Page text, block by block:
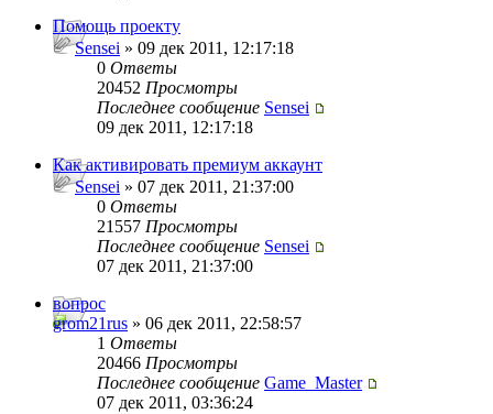
Помощь проекту
Sensei » 09 дек 2011, 12:17:18
0 Ответы
20452 Просмотры
Последнее сообщение Sensei
09 дек 2011, 12:17:18
Как активировать премиум аккаунт
Sensei » 07 дек 2011, 21:37:00
0 Ответы
21557 Просмотры
Последнее сообщение Sensei
07 дек 2011, 21:37:00
вопрос
grom21rus » 06 дек 2011, 22:58:57
1 Ответы
20466 Просмотры
Последнее сообщение Game_Master
07 дек 2011, 03:36:24